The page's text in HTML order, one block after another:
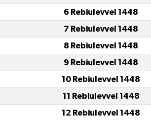
6 Rebiulevvel 1448
7 Rebiulevvel 1448
8 Rebiulevvel 1448
9 Rebiulevvel 1448
10 Rebiulevvel 1448
11 Rebiulevvel 1448
12 Rebiulevvel 1448